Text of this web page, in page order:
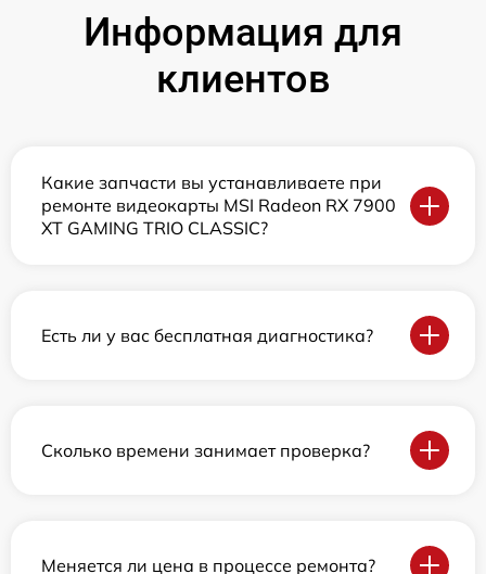
Информация для
клиентов
Какие запчасти вы устанавливаете при
ремонте видеокарты MSI Radeon RX 7900
XT GAMING TRIO CLASSIC?
Есть ли у вас бесплатная диагностика?
Сколько времени занимает проверка?
Меняется ли цена в процессе ремонта?